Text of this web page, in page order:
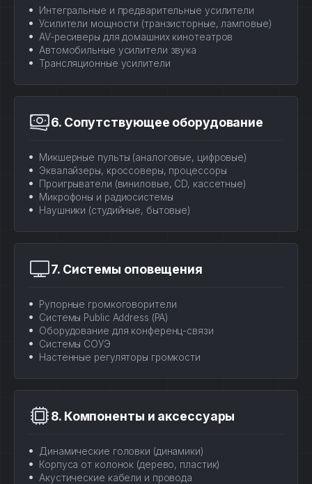
Интегральные и предварительные усилители
Усилители мощности (транзисторные, ламповые)
AV-ресиверы для домашних кинотеатров
Автомобильные усилители звука
Трансляционные усилители
6. Сопутствующее оборудование
Микшерные пульты (аналоговые, цифровые)
Эквалайзеры, кроссоверы, процессоры
Проигрыватели (виниловые, CD, кассетные)
Микрофоны и радиосистемы
Наушники (студийные, бытовые)
7. Системы оповещения
Рупорные громкоговорители
Системы Public Address (PA)
Оборудование для конференц-связи
Системы СОУЭ
Настенные регуляторы громкости
8. Компоненты и аксессуары
Динамические головки (динамики)
Корпуса от колонок (дерево, пластик)
Акустические кабели и провода